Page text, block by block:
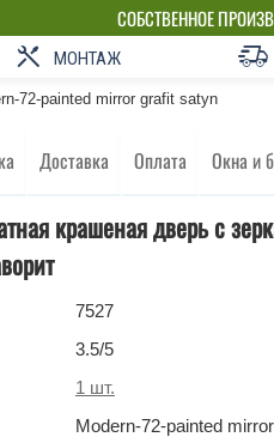
СОБСТВЕННОЕ
МОНТАЖ
72-painted mirror grafit satyn
Доставка Оплата Окна и
крашеная дверь с
7527
3.5/5
1 шт.
Modern-72-painted mirror